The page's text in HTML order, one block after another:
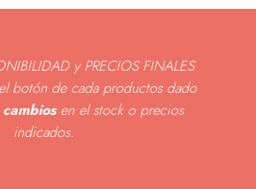
y PRECIOS FINALES
botón de cada productos dado
en el stock o precios
indicados.